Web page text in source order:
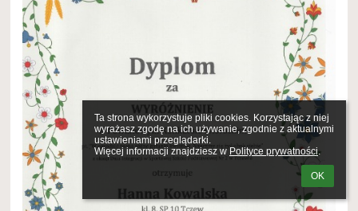
Ta strona wykorzystuje pliki cookies. Korzystając z niej
wyrażasz zgodę na ich używanie, zgodnie z aktualnymi
ustawieniami przeglądarki.
Więcej informacji znajdziesz w Polityce prywatności.
OK